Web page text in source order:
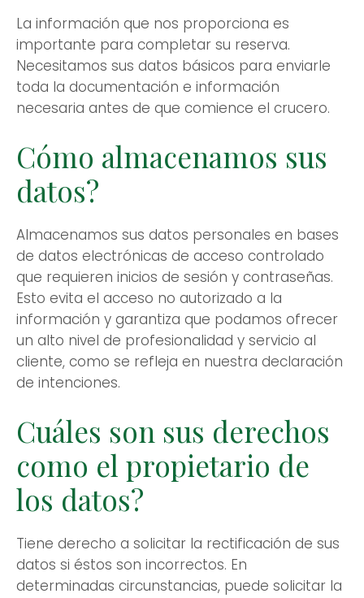
La información que nos proporciona es
importante para completar su reserva.
Necesitamos sus datos básicos para enviarle
toda la documentación e información
necesaria antes de que comience el crucero.
Cómo almacenamos sus
datos?
Almacenamos sus datos personales en bases
de datos electrónicas de acceso controlado
que requieren inicios de sesión y contraseñas.
Esto evita el acceso no autorizado a la
información y garantiza que podamos ofrecer
un alto nivel de profesionalidad y servicio al
cliente, como se refleja en nuestra declaración
de intenciones.
Cuáles son sus derechos
como el propietario de
los datos?
Tiene derecho a solicitar la rectificación de sus
datos si éstos son incorrectos. En
determinadas circunstancias, puede solicitar la